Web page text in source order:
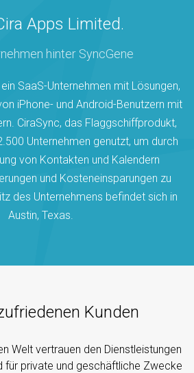
Apps Limited.
hinter SyncGene
SaaS-Unternehmen mit Lösungen,
iPhone- und Android-Benutzern mit
CiraSync, das Flaggschiffprodukt,
Unternehmen genutzt, um durch
von Kontakten und Kalendern
und Kosteneinsparungen zu
des Unternehmens befindet sich in
Austin, Texas.
Kunden
Welt vertrauen den Dienstleistungen
für private und geschäftliche Zwecke